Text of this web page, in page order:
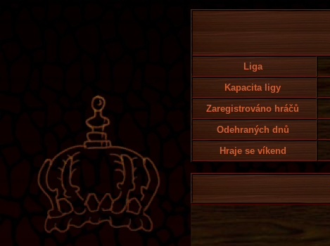
Liga
Kapacita ligy
Zaregistrováno hráčů
Odehraných dnů
Hraje se víkend